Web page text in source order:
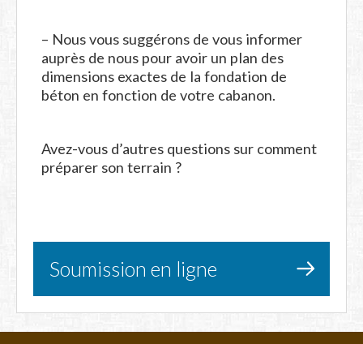
– Nous vous suggérons de vous informer
auprès de nous pour avoir un plan des
dimensions exactes de la fondation de
béton en fonction de votre cabanon.
Avez-vous d’autres questions sur comment
préparer son terrain ?
Soumission en ligne